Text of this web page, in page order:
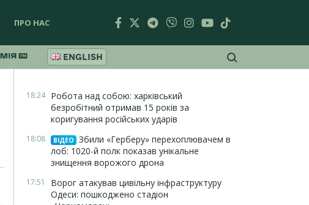
ПРО НАС
ENGLISH
18:24 Робота над собою: харківський
безробітний отримав 15 років за
коригування російських ударів
18:08 ВІДЕО
Збили «Герберу» перехоплювачем в
лоб: 1020-й полк показав унікальне
знищення ворожого дрона
17:51
Ворог атакував цивільну інфраструктуру
Одеси: пошкоджено стадіон